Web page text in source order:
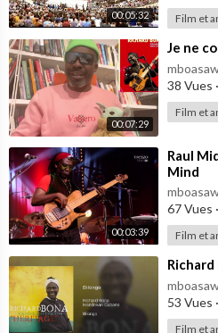
00:05:32 Film et
00:07:29
⁣Je ne
38 Vues ·
Film et
00:03:39
⁣Raul
Mind
67 Vues ·
Film et
53 Vues ·
Film et